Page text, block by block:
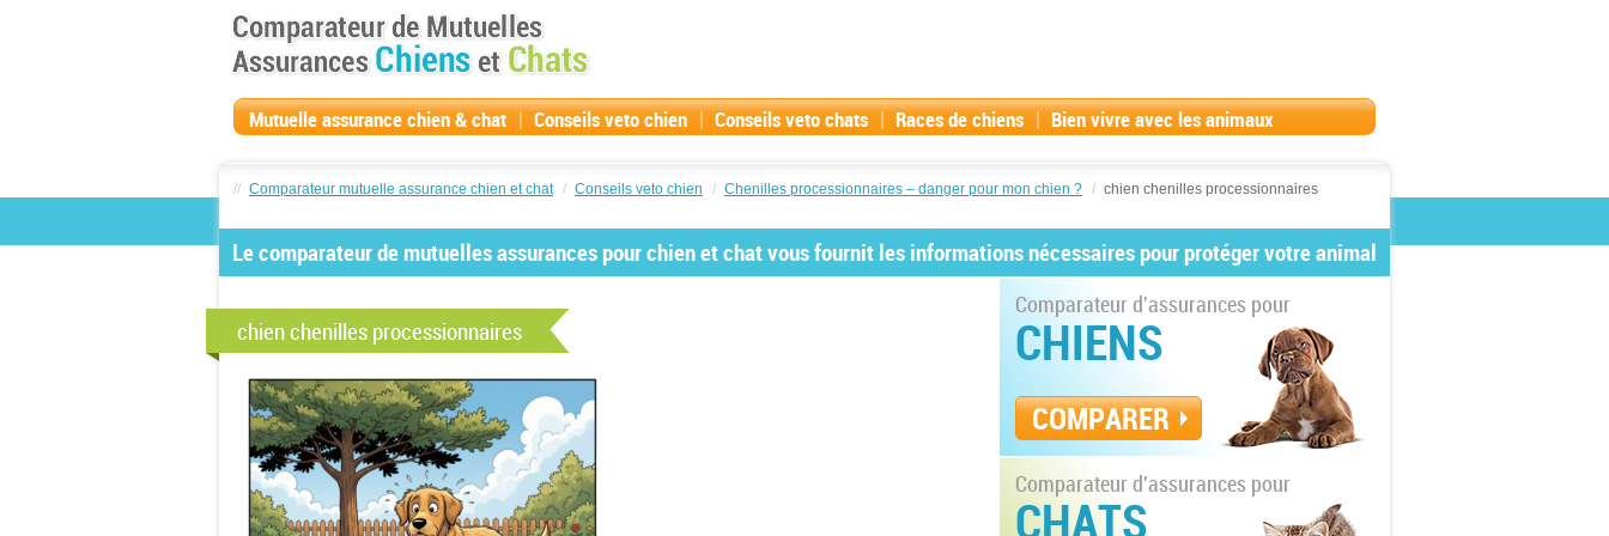
Mutuelle assurance chien & chat | Conseils veto chien | Conseils veto chats | Races de chiens | Bien vivre avec les animaux
// Comparateur mutuelle assurance chien et chat / Conseils veto chien / Chenilles processionnaires – danger pour mon chien ? / chien chenilles processionnaires
Le comparateur de mutuelles assurances pour chien et chat vous fournit les informations nécessaires pour protéger votre animal
chien chenilles processionnaires
Comparateur d'assurances pour
CHIENS
COMPARER
Comparateur d'assurances pour
CHATS